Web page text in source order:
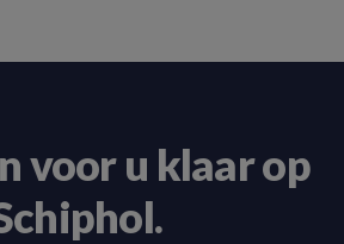
voor u klaar op